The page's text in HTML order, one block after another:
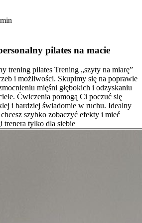
pilates na macie
trening pilates Trening „szyty na miarę”
i możliwości. Skupimy się na poprawie
mięśni głębokich i odzyskaniu
Ćwiczenia pomogą Ci poczuć się
i bardziej świadomie w ruchu. Idealny
szybko zobaczyć efekty i mieć
trenera tylko dla siebie